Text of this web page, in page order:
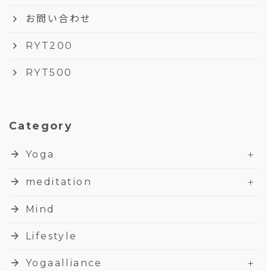
keyboard_arrow_right お問い合わせ
keyboard_arrow_right RYT200
keyboard_arrow_right RYT500
Category
arrow_forward Yoga
+
arrow_forward
meditation
+
arrow_forward
Mind
arrow_forward Lifestyle
arrow_forward Yogaalliance +